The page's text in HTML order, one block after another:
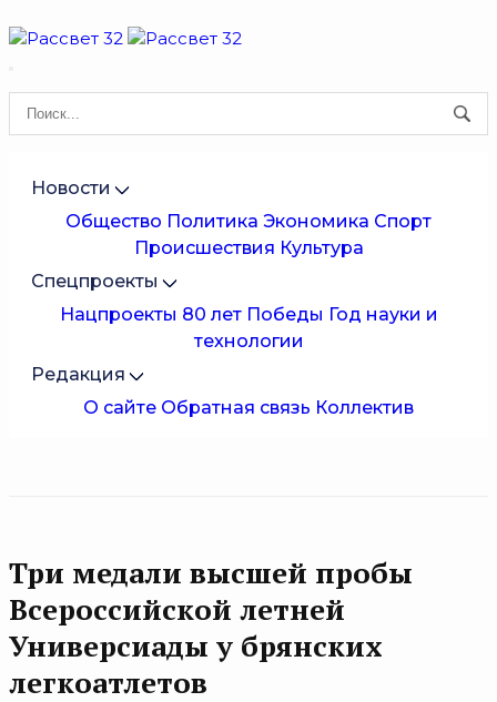
Новости
Общество Политика Экономика Спорт
Происшествия Культура
Спецпроекты
Нацпроекты 80 лет Победы Год науки и
технологии
Редакция
О сайте Обратная связь Коллектив
Три медали высшей пробы
Всероссийской летней
Универсиады у брянских
легкоатлетов